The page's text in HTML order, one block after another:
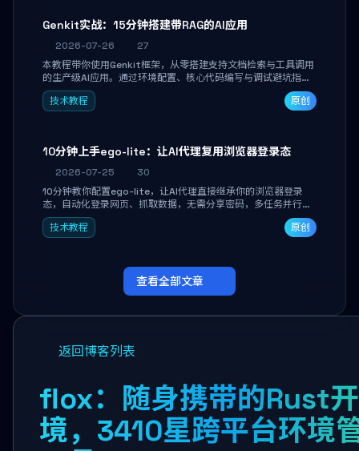
Genkit实战：15分钟搭建带RAG的AI应用
2026-07-26
27
本教程带你使用Genkit框架，从零搭建支持文档检索与工具调用
的生产级AI应用。通过环境配置、核心代码编写与调试避坑指
南，学完即可掌握多模型切换、RAG管道构建及函数调用注册，
独立开发高效AI智能体。
技术教程 原创
10分钟上手ego-lite：让AI代理复用浏览器登录态
2026-07-25
30
10分钟教你配置ego-lite，让AI代理直接继承你的浏览器登录
态，自动化登录网页、抓取数据，无需分享密码，多任务并行不
干扰日常使用。
技术教程
原创
查看全部文章
返回博客列表
flox：随身携带的Rust
境，3410星跨平台环境